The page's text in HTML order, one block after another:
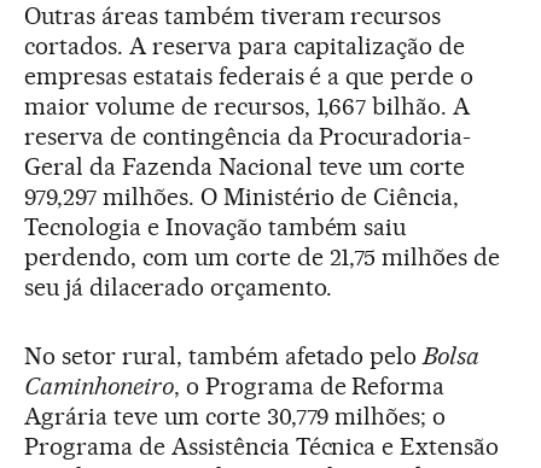
Outras áreas também tiveram recursos
cortados. A reserva para capitalização de
empresas estatais federais é a que perde o
maior volume de recursos, 1,667 bilhão. A
reserva de contingência da Procuradoria-
Geral da Fazenda Nacional teve um corte
979,297 milhões. O Ministério de Ciência,
Tecnologia e Inovação também saiu
perdendo, com um corte de 21,75 milhões de
seu já dilacerado orçamento.
No setor rural, também afetado peloBolsa
Caminhoneiro, o Programa de Reforma
Agrária teve um corte 30,779 milhões; o
Programa de Assistência Técnica e Extensão